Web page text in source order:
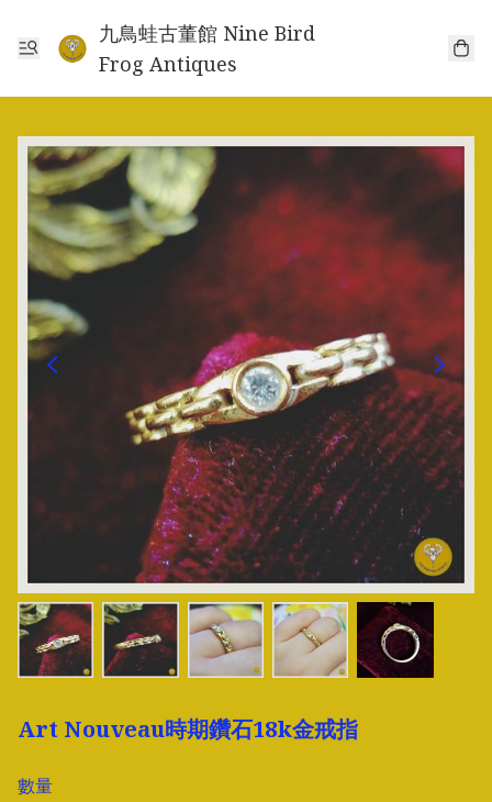
九鳥蛙古董館 Nine Bird
Frog Antiques
Art Nouveau時期鑽石18k金戒指
數量